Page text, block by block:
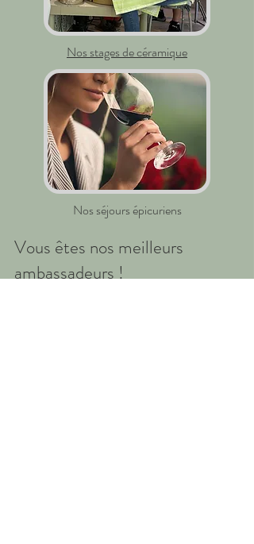
Nos stages de céramique
Nos séjours épicuriens
Vous êtes nos meilleurs
ambassadeurs !